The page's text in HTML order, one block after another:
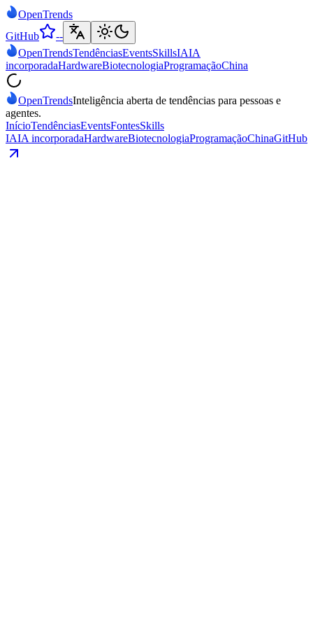
OpenTrends
GitHub
--
OpenTrendsTendênciasEventsSkillsIAIA
incorporadaHardwareBiotecnologiaProgramaçãoChina
OpenTrendsInteligência aberta de tendências para pessoas e
agentes.
InícioTendênciasEventsFontesSkills
IAIA incorporadaHardwareBiotecnologiaProgramaçãoChinaGitHub